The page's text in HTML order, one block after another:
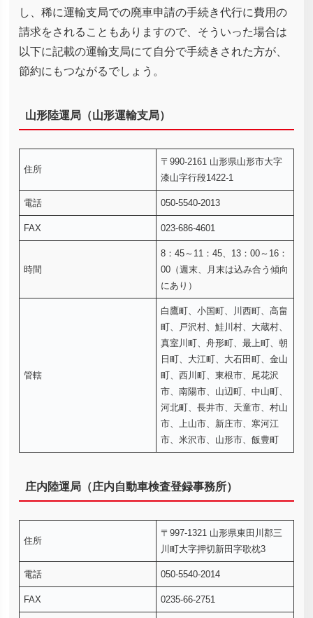
し、稀に運輸支局での廃車申請の手続き代行に費用の
請求をされることもありますので、そういった場合は
以下に記載の運輸支局にて自分で手続きされた方が、
節約にもつながるでしょう。
山形陸運局（山形運輸支局）
住所
〒990-2161 山形県山形市大字
漆山字行段1422-1
電話 050-5540-2013
FAX 023-686-4601
時間
8：45～11：45、13：00～16：
00（週末、月末は込み合う傾向
にあり）
管轄
白鷹町、小国町、川西町、高畠
町、戸沢村、鮭川村、大蔵村、
真室川町、舟形町、最上町、朝
日町、大江町、大石田町、金山
町、西川町、東根市、尾花沢
市、南陽市、山辺町、中山町、
河北町、長井市、天童市、村山
市、上山市、新庄市、寒河江
市、米沢市、山形市、飯豊町
庄内陸運局（庄内自動車検査登録事務所）
住所
〒997-1321 山形県東田川郡三
川町大字押切新田字歌枕3
電話 050-5540-2014
FAX 0235-66-2751